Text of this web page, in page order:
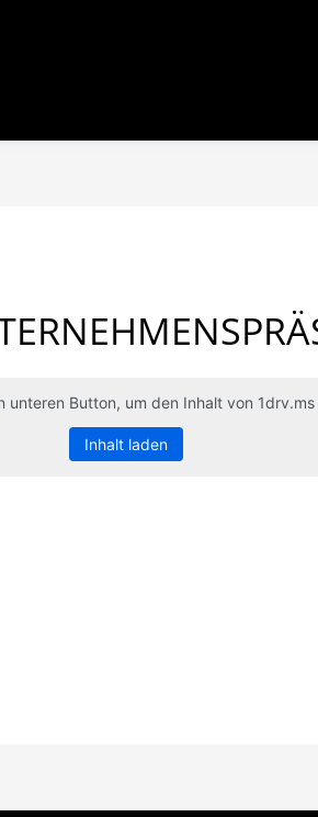
unteren Button, um den Inhalt von
Inhalt laden